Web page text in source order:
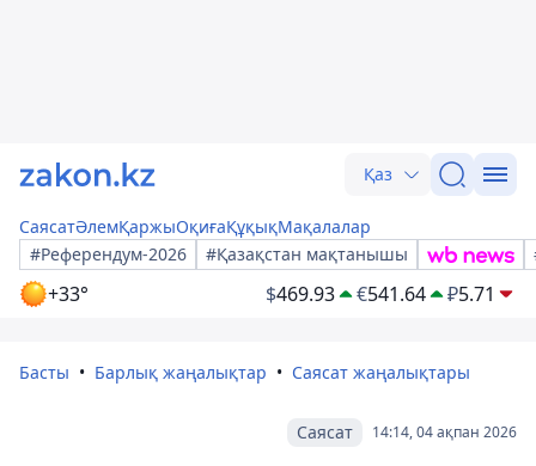
Қаз
СаясатӘлемҚаржыОқиғаҚұқықМақалалар
#Референдум-2026
#Қазақстан мақтанышы
+33° $469.93 €541.64 ₽5.71
Басты Барлық жаңалықтар Саясат жаңалықтары
14:14, 04 ақпан 2026
Саясат